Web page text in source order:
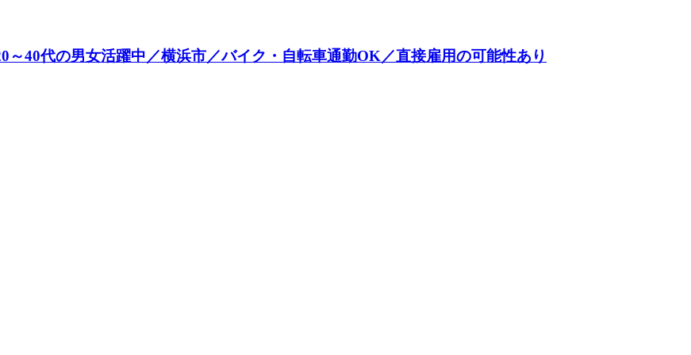
～40代の男女活躍中／横浜市／バイク・自転車通勤OK／直接雇用の可能性あり